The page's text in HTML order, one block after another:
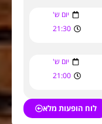
יום ש'
21:30
יום ש'
21:00
לוח הופעות מלא